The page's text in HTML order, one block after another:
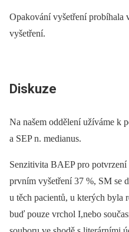
Opakování vyšetření probíhala
vyšetření.
Diskuze
Na našem oddělení užíváme k
a SEP n. medianus.
Senzitivita BAEP pro
prvním vyšetření 37 %, SM se
u těch pacientů, u kterých byla
buď pouze vrchol I,nebo